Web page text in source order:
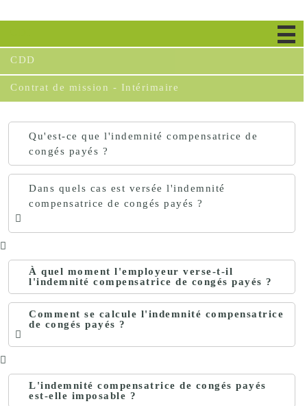
CDD
Contrat de mission - Intérimaire
Qu'est-ce que l'indemnité compensatrice de
congés payés ?
Dans quels cas est versée l'indemnité
compensatrice de congés payés ?
À quel moment l'employeur verse-t-il
l'indemnité compensatrice de congés payés ?
Comment se calcule l'indemnité compensatrice
de congés payés ?
L'indemnité compensatrice de congés payés
est-elle imposable ?